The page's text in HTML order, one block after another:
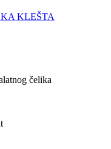
KLEŠTA
čelika